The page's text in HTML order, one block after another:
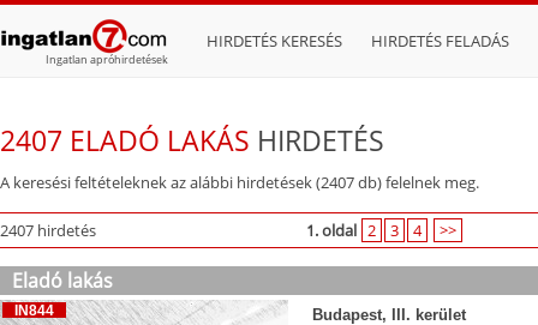
Ingatlan apróhirdetések
HIRDETÉS KERESÉS HIRDETÉS FELADÁS
2407 ELADÓ LAKÁS HIRDETÉS
A keresési feltételeknek az alábbi hirdetések (2407 db) felelnek meg.
2407 hirdetés 1. oldal 2 3 4 >>
Eladó lakás
IN844
Budapest, III. kerület